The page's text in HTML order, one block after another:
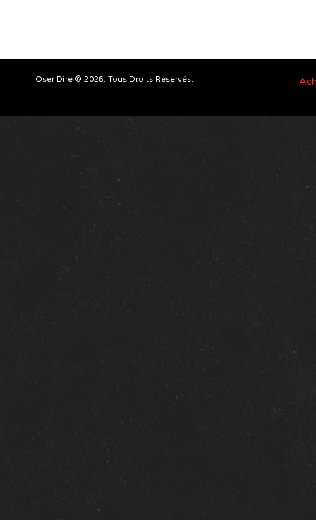
Oser Dire © 2026. Tous Droits Réservés.